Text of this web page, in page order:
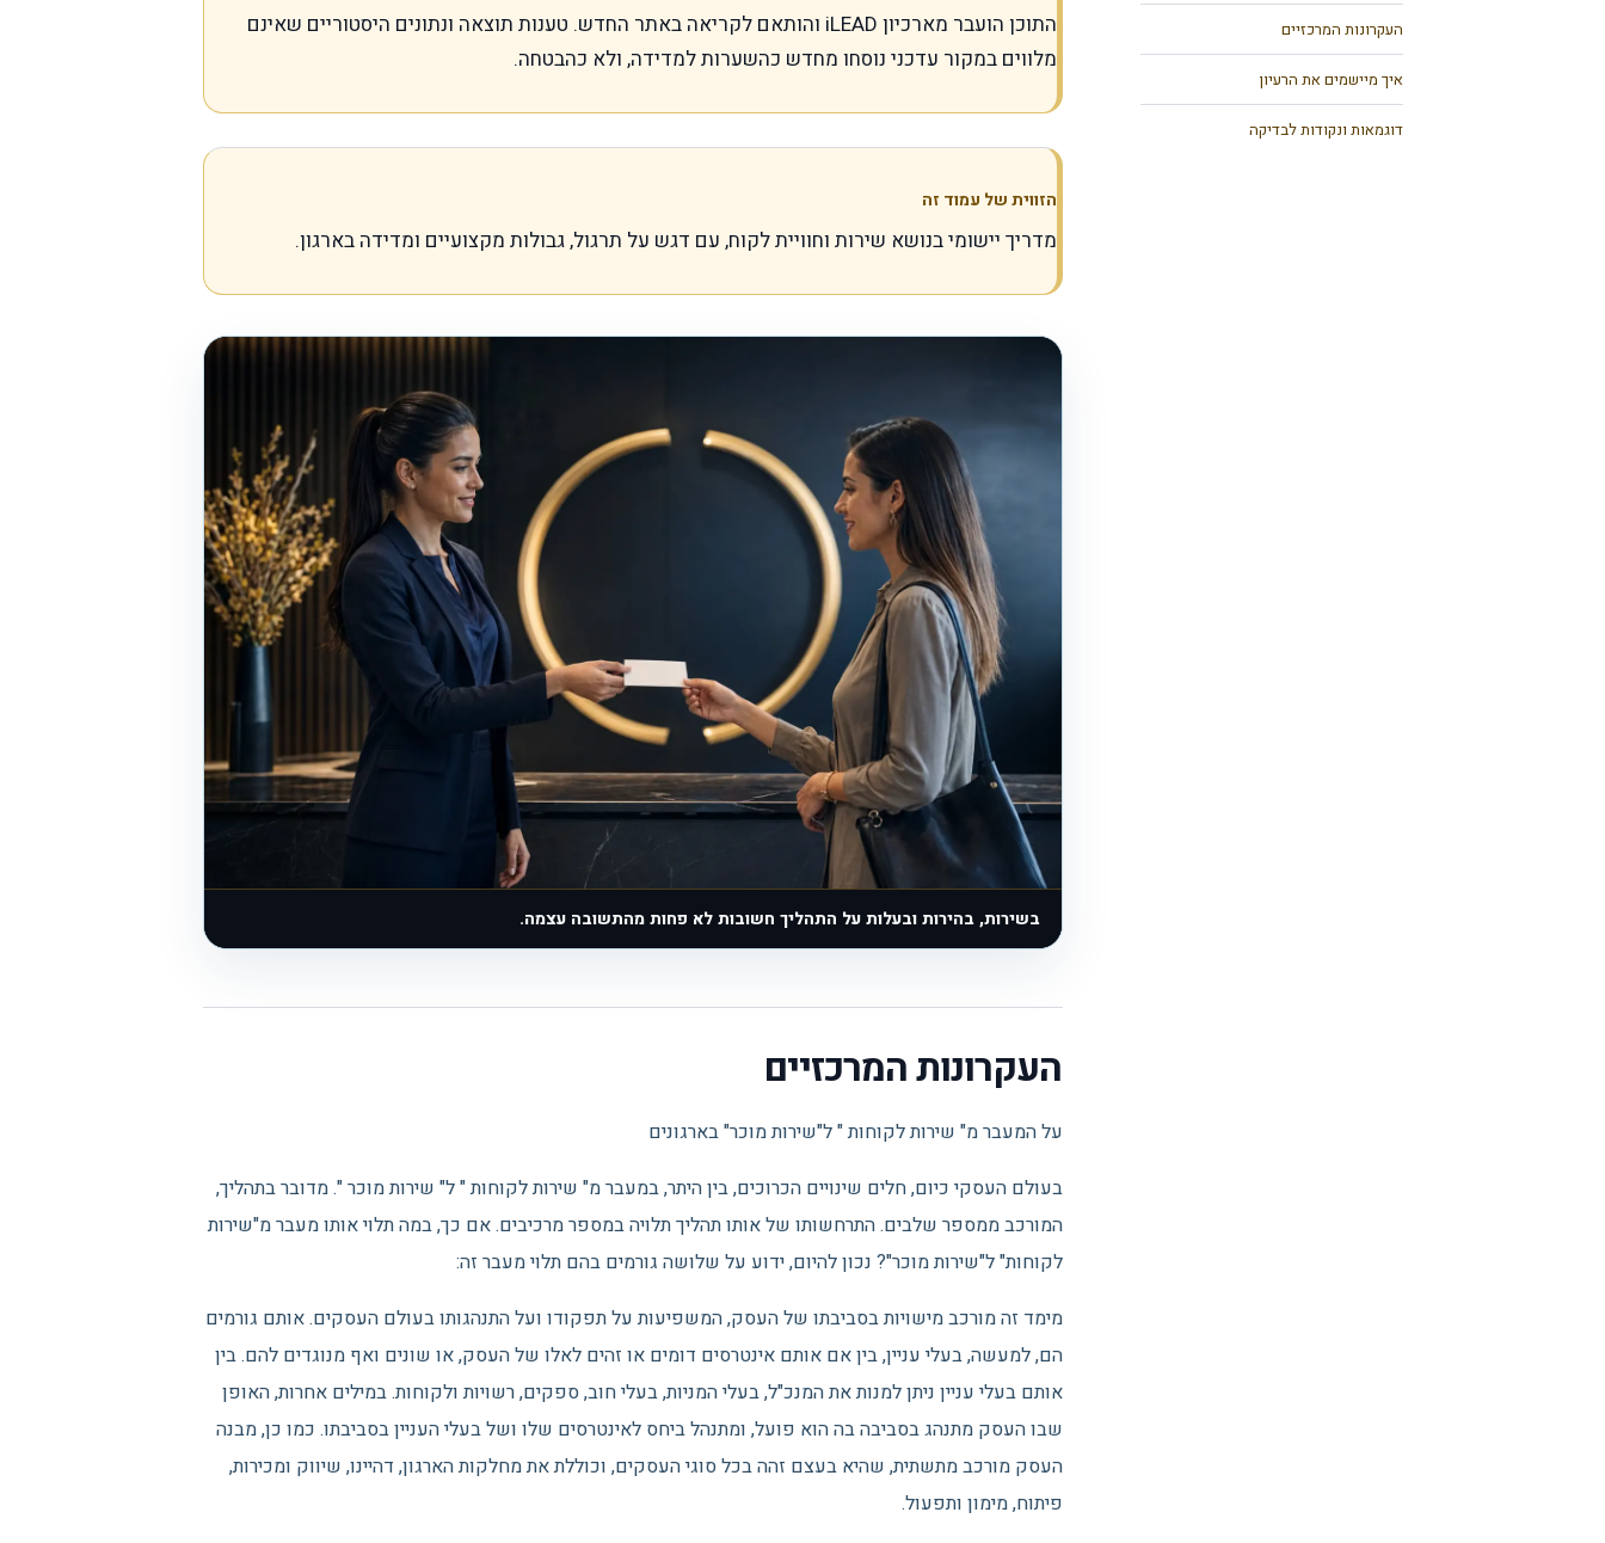
העקרונות המרכזיים
איך מיישמים את הרעיון
דוגמאות ונקודות לבדיקה
התוכן הועבר מארכיון iLEAD והותאם לקריאה באתר החדש. טענות תוצאה ונתונים היסטוריים שאינם
מלווים במקור עדכני נוסחו מחדש כהשערות למדידה, ולא כהבטחה.
הזווית של עמוד זה
מדריך יישומי בנושא שירות וחוויית לקוח, עם דגש על תרגול, גבולות מקצועיים ומדידה בארגון.
בשירות, בהירות ובעלות על התהליך חשובות לא פחות מהתשובה עצמה.
העקרונות המרכזיים
על המעבר מ" שירות לקוחות " ל"שירות מוכר" בארגונים
בעולם העסקי כיום, חלים שינויים הכרוכים, בין היתר, במעבר מ" שירות לקוחות " ל" שירות מוכר ". מדובר בתהליך,
המורכב ממספר שלבים. התרחשותו של אותו תהליך תלויה במספר מרכיבים. אם כך, במה תלוי אותו מעבר מ"שירות
לקוחות" ל"שירות מוכר"? נכון להיום, ידוע על שלושה גורמים בהם תלוי מעבר זה:
מימד זה מורכב מישויות בסביבתו של העסק, המשפיעות על תפקודו ועל התנהגותו בעולם העסקים. אותם גורמים
הם, למעשה, בעלי עניין, בין אם אותם אינטרסים דומים או זהים לאלו של העסק, או שונים ואף מנוגדים להם. בין
אותם בעלי עניין ניתן למנות את המנכ"ל, בעלי המניות, בעלי חוב, ספקים, רשויות ולקוחות. במילים אחרות, האופן
שבו העסק מתנהג בסביבה בה הוא פועל, ומתנהל ביחס לאינטרסים שלו ושל בעלי העניין בסביבתו. כמו כן, מבנה
העסק מורכב מתשתית, שהיא בעצם זהה בכל סוגי העסקים, וכוללת את מחלקות הארגון, דהיינו, שיווק ומכירות,
פיתוח, מימון ותפעול.